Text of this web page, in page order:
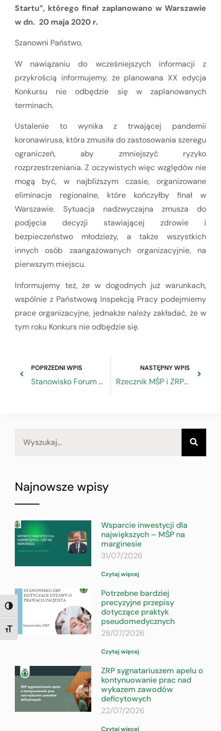
TOGGLE HIGH CONTRAST
TOGGLE FONT SIZE
Startu”, którego finał zaplanowano w Warszawie
w dn. 20 maja 2020 r.
Szanowni Państwo,
W nawiązaniu do wcześniejszych informacji z
przykrością informujemy, że planowana XX edycja
Konkursu nie odbędzie się w zaplanowanych
terminach.
Ustalenie to wynika z trwającej pandemii
koronawirusa, która zmusiła do zastosowania szeregu
ograniczeń, aby zmniejszyć ryzyko
rozprzestrzeniania. Z oczywistych więc względów nie
mogą być, w najbliższym czasie, organizowane
eliminacje regionalne, które kończyłby finał w
Warszawie. Sytuacja nadzwyczajna zmusza do
podjęcia decyzji stawiającej zdrowie i
bezpieczeństwo młodzieży, a także wszystkich
innych osób zaangażowanych organizacyjnie, na
pierwszym miejscu.
Informujemy też, że w dogodnych już warunkach,
wspólnie z Państwową Inspekcją Pracy podejmiemy
prace organizacyjne, jednakże należy zakładać, że w
tym roku Konkurs nie odbędzie się.
POPRZEDNI WPIS
Stanowisko Forum Gospodarczego Województwa Świętokrzyskiego w sprawie zmian w obowiązującym prawie w kontekście epidemii koronowirusa
NASTĘPNY WPIS
Rzecznik MŚP i ZRP apelują do Premiera
Najnowsze wpisy
Wsparcie inwestycji dla
największych – MŚP na
marginesie
31/07/2026
Czytaj więcej
Potrzebne bardziej
precyzyjne przepisy
dotyczące praktyk
pseudomedycznych
28/07/2026
Czytaj więcej
ZRP sygnatariuszem apelu o
kontynuowanie prac nad
wykazem zawodów
deficytowych
22/07/2026
Czytaj więcej